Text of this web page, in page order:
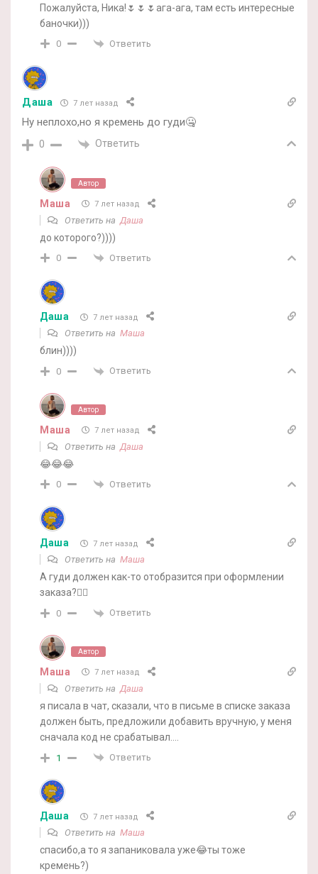
Пожалуйста, Ника!🌷🌷🌷ага-ага, там есть интересные
баночки)))
0 Ответить
Даша 7 лет назад
Ну неплохо,но я кремень до гуди🤐
0 Ответить
Автор
Маша 7 лет назад
Ответить на Даша
до которого?))))
0 Ответить
Даша 7 лет назад
Ответить на Маша
блин))))
0 Ответить
Автор
Маша 7 лет назад
Ответить на Даша
😂😂😂
0 Ответить
Даша 7 лет назад
Ответить на Маша
А гуди должен как-то отобразится при оформлении
заказа?🤦‍♀️
0 Ответить
Автор
Маша 7 лет назад
Ответить на Даша
я писала в чат, сказали, что в письме в списке заказа
должен быть, предложили добавить вручную, у меня
сначала код не срабатывал….
1 Ответить
Даша 7 лет назад
Ответить на Маша
спасибо,а то я запаниковала уже😂ты тоже
кремень?)